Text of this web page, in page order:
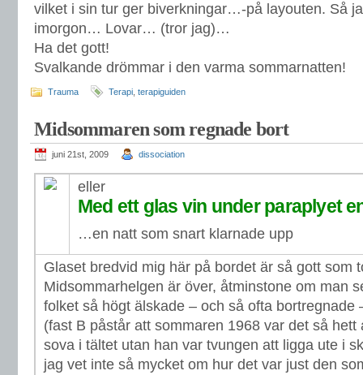
vilket i sin tur ger biverkningar…-på layouten. Så
imorgon… Lovar… (tror jag)…
Ha det gott!
Svalkande drömmar i den varma sommarnatten!
Trauma Terapi terapiguiden
Midsommaren som regnade bort
juni 21st, 2009 dissociation
eller
Med ett glas vin under paraplyet
…en natt som snart klarnade upp
Glaset bredvid mig här på bordet är så gott som
Midsommarhelgen är över, åtminstone om man
folket så högt älskade – och så ofta bortregnade
(fast B påstår att sommaren 1968 var det så hett
sova i tältet utan han var tvungen att ligga ute i
jag vet inte så mycket om hur det var just den